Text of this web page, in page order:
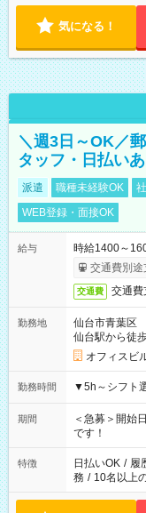
気になる！
＼週3日～OK／
タッフ・日払いあ
派遣 職種未経験OK
WEB登録・面接OK
給与
時給1400～
交通費別途
交通費 交通費
勤務地
仙台市青葉区
仙台駅から徒
オフィスビ
勤務時間
期間
＜急募＞開始
です！
特徴 日払いOK / 履
務 / 10名以上